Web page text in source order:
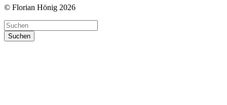
© Florian Hönig 2026